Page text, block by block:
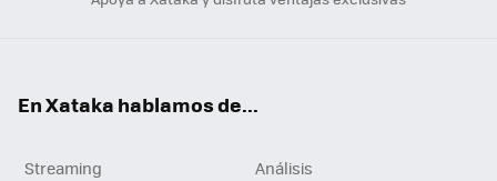
En Xataka hablamos de...
Streaming
Análisis